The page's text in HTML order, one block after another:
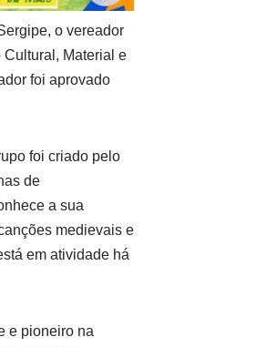
o vereador
Material e
foi aprovado
foi criado pelo
de
a sua
medievais e
em atividade há
e pioneiro na